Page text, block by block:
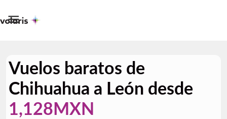

Vuelos baratos de
Chihuahua a León desde
1,128MXN